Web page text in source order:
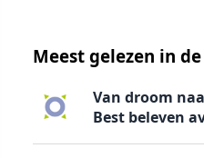
Meest gelezen in
Van droom
Best beleven